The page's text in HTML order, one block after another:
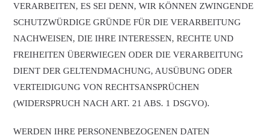
VERARBEITEN, ES SEI DENN, WIR KÖNNEN ZWINGENDE
SCHUTZWÜRDIGE GRÜNDE FÜR DIE VERARBEITUNG
NACHWEISEN, DIE IHRE INTERESSEN, RECHTE UND
FREIHEITEN ÜBERWIEGEN ODER DIE VERARBEITUNG
DIENT DER GELTENDMACHUNG, AUSÜBUNG ODER
VERTEIDIGUNG VON RECHTSANSPRÜCHEN
(WIDERSPRUCH NACH ART. 21 ABS. 1 DSGVO).
WERDEN IHRE PERSONENBEZOGENEN DATEN